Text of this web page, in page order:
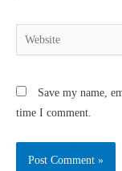
Save my name,
time I comment.